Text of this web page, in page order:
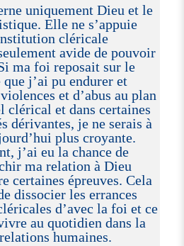
uniquement Dieu et le
Elle ne s’appuie
cléricale
avide de pouvoir
ma foi reposait sur le
j’ai pu endurer et
et d’abus au plan
clérical et dans certaines
dérivantes, je ne serais à
plus croyante.
j’ai eu la chance de
ma relation à Dieu
certaines épreuves. Cela
dissocier les errances
d’avec la foi et ce
au quotidien dans la
humaines.